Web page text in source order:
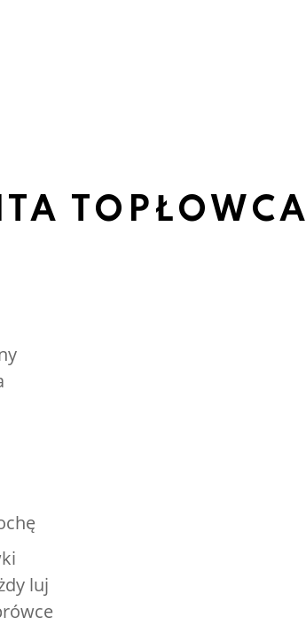
TOPŁOWCA
luj